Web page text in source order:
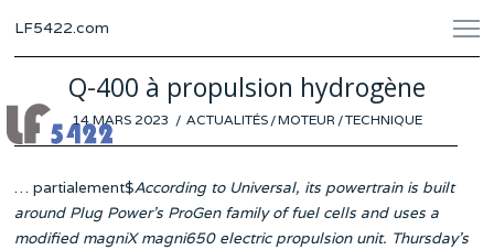
LF5422.com
Q-400 à propulsion hydrogène
POSTED
ON
14 MARS 2023 3 ACTUALITÉS /MOTEUR /TECHNIQUE
… partialement$According to Universal, its powertrain is built
around Plug Power’s ProGen family of fuel cells and uses a
modified magniX magni650 electric propulsion unit. Thursday’s